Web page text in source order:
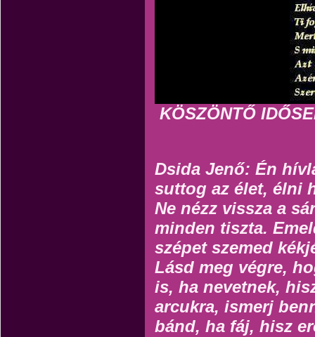
KÖSZÖNTŐ
Dsida Jenő: Én
suttog az élet, élni
Ne nézz vissza a
minden tiszta.
szépet szemed
Lásd meg végre,
is, ha nevetnek,
arcukra, ismerj
bánd, ha fáj, hisz